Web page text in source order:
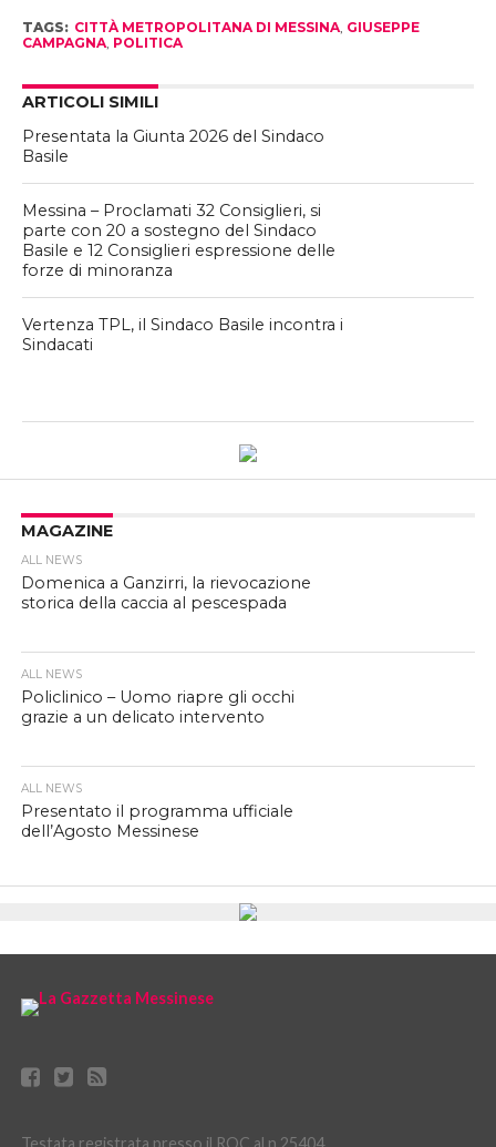
TAGS: CITTÀ METROPOLITANA DI MESSINA, GIUSEPPE
CAMPAGNA, POLITICA
ARTICOLI SIMILI
Presentata la Giunta 2026 del Sindaco
Basile
Messina – Proclamati 32 Consiglieri, si
parte con 20 a sostegno del Sindaco
Basile e 12 Consiglieri espressione delle
forze di minoranza
Vertenza TPL, il Sindaco Basile incontra i
Sindacati
MAGAZINE
ALL NEWS
Domenica a Ganzirri, la rievocazione
storica della caccia al pescespada
ALL NEWS
Policlinico – Uomo riapre gli occhi
grazie a un delicato intervento
ALL NEWS
Presentato il programma ufficiale
dell’Agosto Messinese
Testata registrata presso il ROC al n.25404.